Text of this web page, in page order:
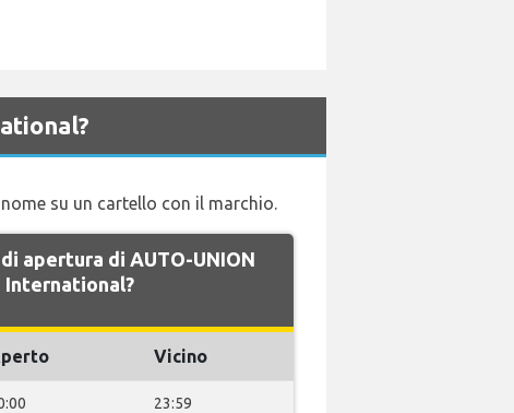
su un cartello con il marchio.
apertura di AUTO-UNION
International?
Vicino
23:59